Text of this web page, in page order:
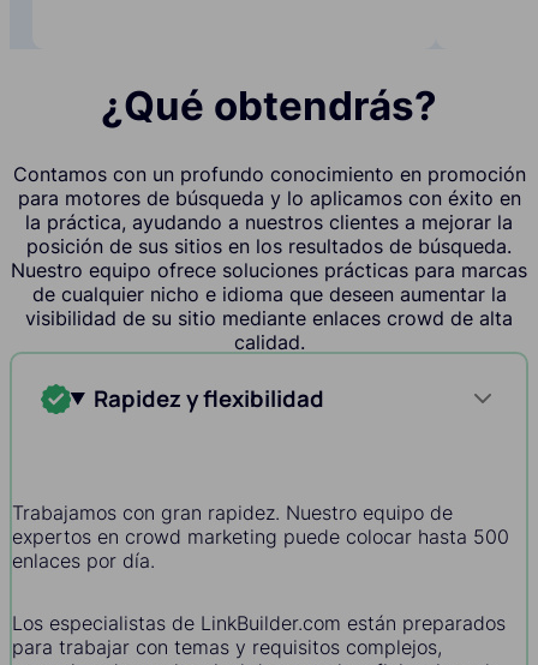
¿Qué obtendrás?
Contamos con un profundo conocimiento en promoción
para motores de búsqueda y lo aplicamos con éxito en
la práctica, ayudando a nuestros clientes a mejorar la
posición de sus sitios en los resultados de búsqueda.
Nuestro equipo ofrece soluciones prácticas para marcas
de cualquier nicho e idioma que deseen aumentar la
visibilidad de su sitio mediante enlaces crowd de alta
calidad.
Rapidez y flexibilidad
Trabajamos con gran rapidez. Nuestro equipo de
expertos en crowd marketing puede colocar hasta 500
enlaces por día.
Los especialistas de LinkBuilder.com están preparados
para trabajar con temas y requisitos complejos,